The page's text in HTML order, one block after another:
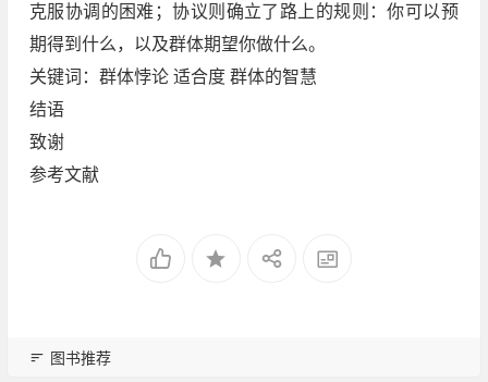
克服协调的困难；协议则确立了路上的规则：你可以预
期得到什么，以及群体期望你做什么。
关键词：群体悖论 适合度 群体的智慧
结语
致谢
参考文献
图书推荐